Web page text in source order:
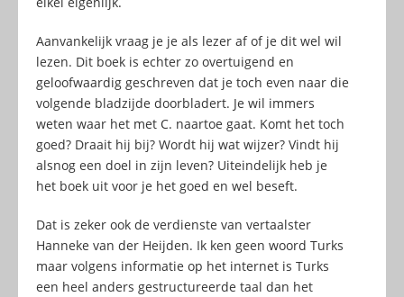
Aanvankelijk vraag je je als lezer af of je dit wel wil
lezen. Dit boek is echter zo overtuigend en
geloofwaardig geschreven dat je toch even naar die
volgende bladzijde doorbladert. Je wil immers
weten waar het met C. naartoe gaat. Komt het toch
goed? Draait hij bij? Wordt hij wat wijzer? Vindt hij
alsnog een doel in zijn leven? Uiteindelijk heb je
het boek uit voor je het goed en wel beseft.
Dat is zeker ook de verdienste van vertaalster
Hanneke van der Heijden. Ik ken geen woord Turks
maar volgens informatie op het internet is Turks
een heel anders gestructureerde taal dan het